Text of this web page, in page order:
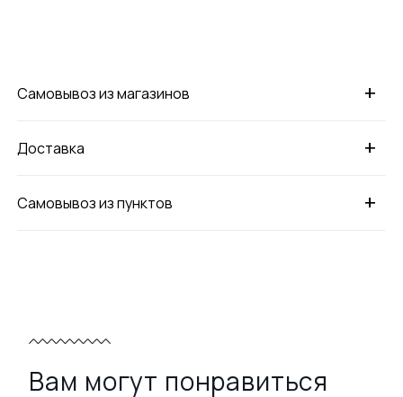
+
Самовывоз из магазинов
+
Доставка
+
Самовывоз из пунктов
Вам могут понравиться